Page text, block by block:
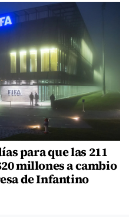
para que las 211
millones a cambio
de Infantino